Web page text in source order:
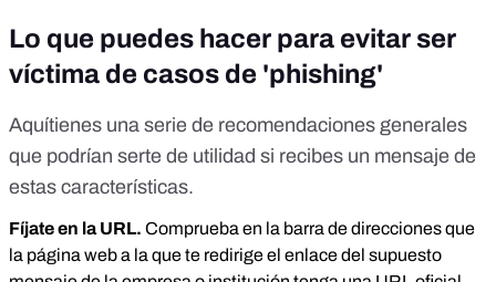
Lo que puedes hacer para evitar ser
víctima de casos de 'phishing'
Aquítienes una serie de recomendaciones generales
que podrían serte de utilidad si recibes un mensaje de
estas características.
Fíjate en la URL. Comprueba en la barra de direcciones que
la página web a la que te redirige el enlace del supuesto